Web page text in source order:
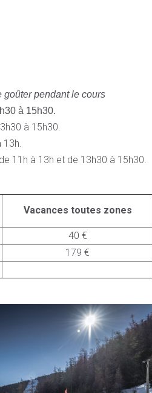
goûter pendant le cours
à 15h30.
à 15h30.
11h à 13h et de 13h30 à 15h30.
Vacances toutes zones
40 €
179 €